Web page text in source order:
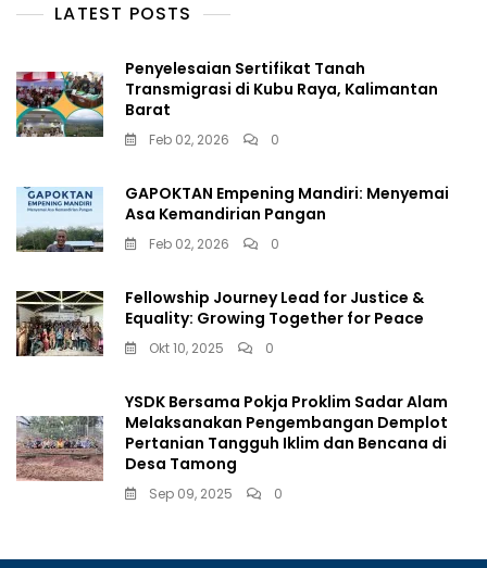
LATEST POSTS
Penyelesaian Sertifikat Tanah
Transmigrasi di Kubu Raya, Kalimantan
Barat
Feb 02, 2026 0
GAPOKTAN Empening Mandiri: Menyemai
Asa Kemandirian Pangan
Feb 02, 2026 0
Fellowship Journey Lead for Justice &
Equality: Growing Together for Peace
Okt 10, 2025 0
YSDK Bersama Pokja Proklim Sadar Alam
Melaksanakan Pengembangan Demplot
Pertanian Tangguh Iklim dan Bencana di
Desa Tamong
Sep 09, 2025 0